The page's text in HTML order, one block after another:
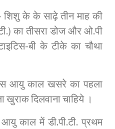
शिशु के के साढ़े तीन माह की
का तीसरा डोज और ओ.पी
बी के टीके का चौथा
आयु काल खसरे का पहला
खुराक दिलवाना चाहिये ।
काल में डी.पी.टी. प्रथम